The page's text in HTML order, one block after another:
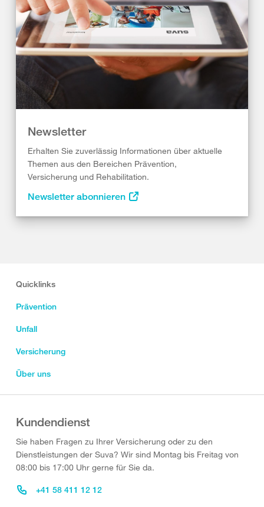
Newsletter
Erhalten Sie zuverlässig Informationen über aktuelle
Themen aus den Bereichen Prävention,
Versicherung und Rehabilitation.
Newsletter abonnieren
Quicklinks
Prävention
Unfall
Versicherung
Über uns
Kundendienst
Sie haben Fragen zu Ihrer Versicherung oder zu den
Dienstleistungen der Suva? Wir sind Montag bis Freitag von
08:00 bis 17:00 Uhr gerne für Sie da.
+41 58 411 12 12